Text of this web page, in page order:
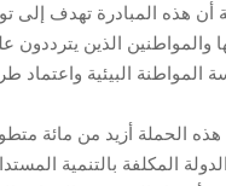
أن هذه المبادرة تهدف إلى
والمواطنين الذين
المواطنة البيئية واعتماد
الحملة أزيد من مائة
المكلفة بالتنمية